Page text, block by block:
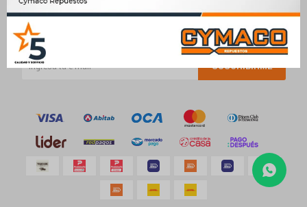
¡Suscribite y recibí todas nuestras novedades!
SUSCRIBIRME